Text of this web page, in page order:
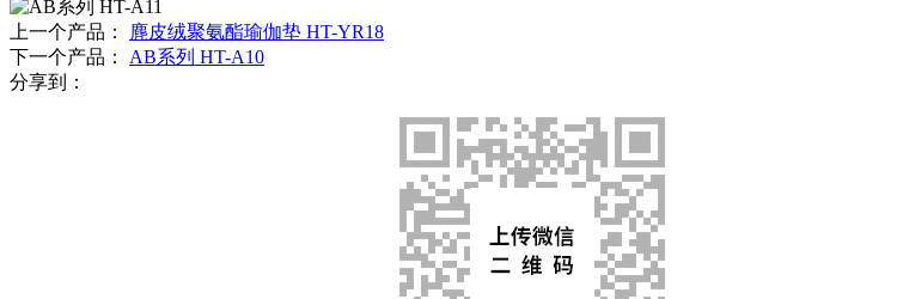
上一个产品：
麂皮绒聚氨酯瑜伽垫 HT-YR18
下一个产品： AB系列 HT-A10
分享到：